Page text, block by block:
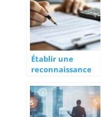
financière précise
et l’élimination
des dettes
Établir une
reconnaissance
et due forme :
démarches,
valeur probante